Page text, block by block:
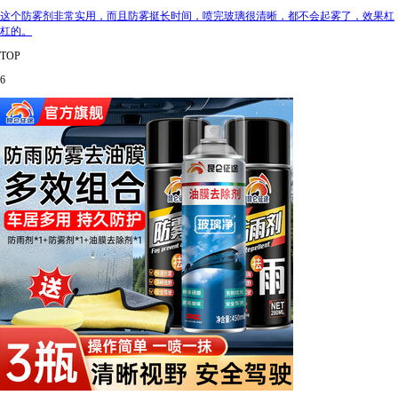
这个防雾剂非常实用，而且防雾挺长时间，喷完玻璃很清晰，都不会起雾了，效果杠
杠的。
TOP
6